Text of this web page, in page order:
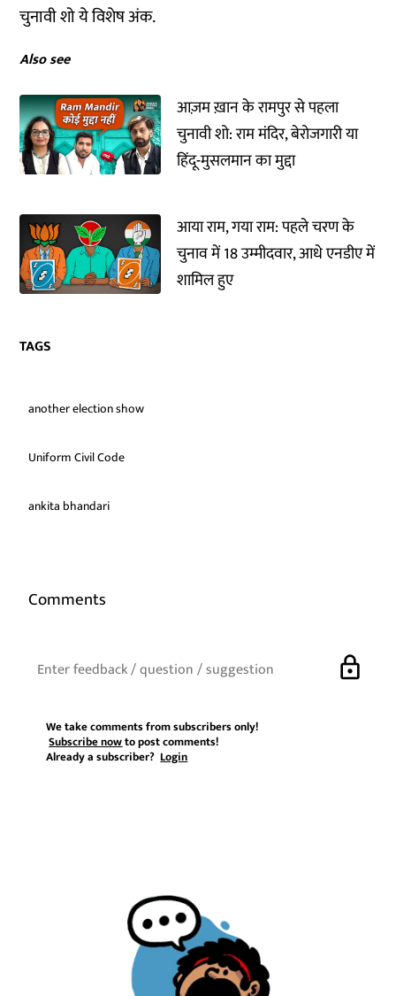
चुनावी शो ये विशेष अंक.
Also see
आज़म ख़ान के रामपुर से पहला
चुनावी शो: राम मंदिर, बेरोजगारी या
हिंदू-मुसलमान का मुद्दा
आया राम, गया राम: पहले चरण के
चुनाव में 18 उम्मीदवार, आधे एनडीए में
शामिल हुए
TAGS
another election show
Uniform Civil Code
ankita bhandari
Comments
lock
We take comments from subscribers only!
Subscribe nowto post comments!
Already a subscriber?Login